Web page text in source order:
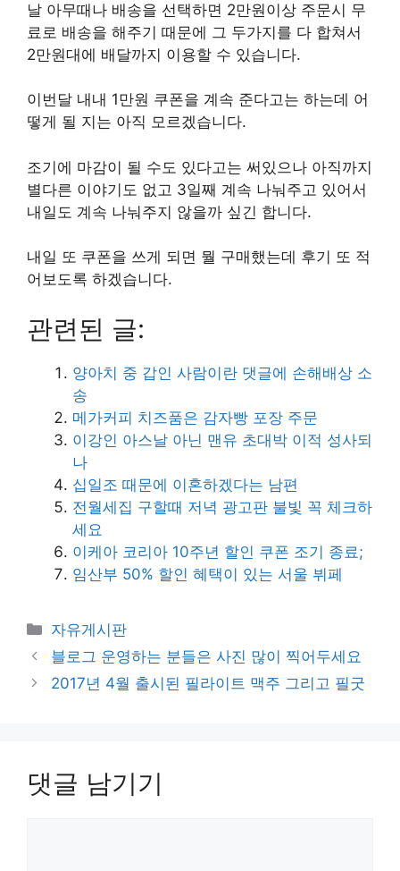
날 아무때나 배송을 선택하면 2만원이상 주문시 무
료로 배송을 해주기 때문에 그 두가지를 다 합쳐서
2만원대에 배달까지 이용할 수 있습니다.
이번달 내내 1만원 쿠폰을 계속 준다고는 하는데 어
떻게 될 지는 아직 모르겠습니다.
조기에 마감이 될 수도 있다고는 써있으나 아직까지
별다른 이야기도 없고 3일째 계속 나눠주고 있어서
내일도 계속 나눠주지 않을까 싶긴 합니다.
내일 또 쿠폰을 쓰게 되면 뭘 구매했는데 후기 또 적
어보도록 하겠습니다.
관련된 글:
양아치 중 갑인 사람이란 댓글에 손해배상 소
송
메가커피 치즈품은 감자빵 포장 주문
이강인 아스날 아닌 맨유 초대박 이적 성사되
나
십일조 때문에 이혼하겠다는 남편
전월세집 구할때 저녁 광고판 불빛 꼭 체크하
세요
이케아 코리아 10주년 할인 쿠폰 조기 종료;
임산부 50% 할인 혜택이 있는 서울 뷔페
카
테
리
자유게시판
블로그 운영하는 분들은 사진 많이 찍어두세요
2017년 4월 출시된 필라이트 맥주 그리고 필굿
댓글 남기기